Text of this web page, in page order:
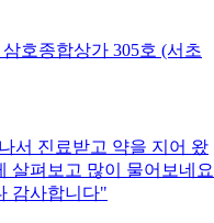
호종합상가 305호 (서초
서 진료받고 약을 지어 왔
살펴보고 많이 물어보네요
감사합니다"